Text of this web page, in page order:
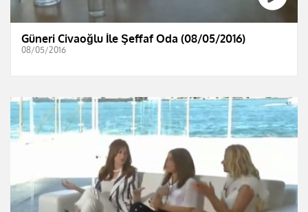
Güneri Civaoğlu İle Şeffaf Oda (08/05/2016)
08/05/2016